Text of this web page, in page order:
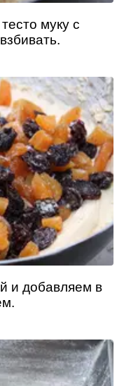
муку с
и добавляем в